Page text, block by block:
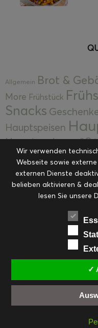
Allgemein Brot &
More Frühstück
Snacks
Hauptspeisen
Hauptspeisen süß
Kuchen,
Desserts Kulinarik
Eingemachtes
RezepteSaisonal
Suppen, Salate
Weihnachten
FACEBOOK
Wir verwenden
Webseite sowie
externen Dienste
belieben aktivieren &
lesen Sie unsere
✓